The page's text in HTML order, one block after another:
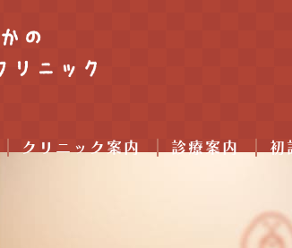
クリニック案内 診療案内 初